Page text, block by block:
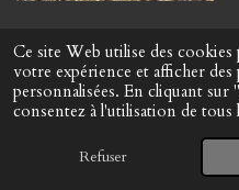
Ce site Web utilise des
votre expérience et afficher des
personnalisées. En cliquant sur
consentez à l'utilisation de tous
Refuser
E-mail